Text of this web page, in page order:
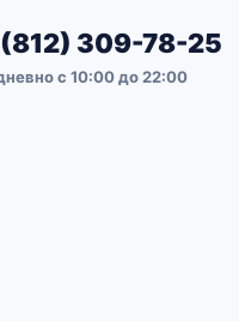
(812) 309-78-25
с 10:00 до 22:00